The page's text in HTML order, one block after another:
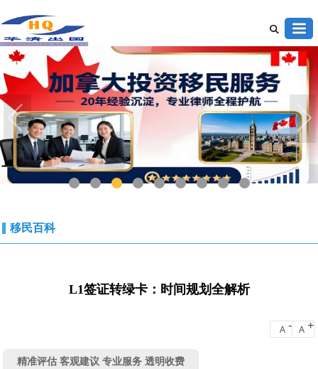
1 2 3 4 5 7 8 9
移民百科
L1签证转绿卡：时间规划全解析
A - A +
精准评估 客观建议 专业服务 透明收费